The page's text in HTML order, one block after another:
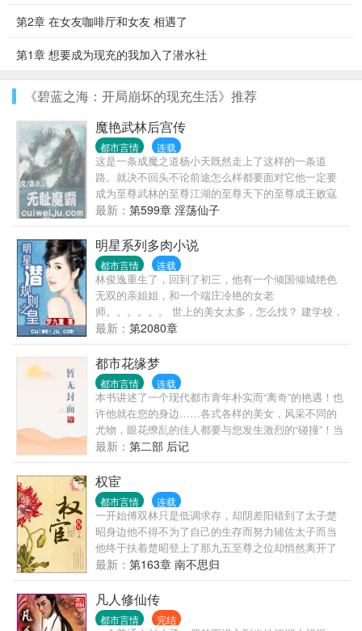
第2章 在女友咖啡厅和女友 相遇了
第1章 想要成为现充的我加入了潜水社
《碧蓝之海：开局崩坏的现充生活》推荐
魔艳武林后宫传
都市言情 连载
这是一条成魔之道杨小天既然走上了这样的一条道
路。就决不回头不论前途怎么样都要面对它他一定要
成为至尊武林的至尊江湖的至尊天下的至尊成王败寇
成功了他就是名传千古的霸主失败了他就是遗臭万年
的恶魔
最新： 第599章 淫荡仙子
明星系列多肉小说
都市言情 连载
林俊逸重生了，回到了初三，他有一个倾国倾城绝色
无双的亲姐姐，和一个端庄冷艳的女老
师。。。。。。 世上的美女太多，怎么找？ 建学校，
收校花！举办环球选美，收环球小姐！
最新： 第2080章
都市花缘梦
都市言情 连载
本书讲述了一个现代都市青年朴实而“离奇”的艳遇！也
许他就在您的身边……各式各样的美女，风采不同的
尤物，眼花缭乱的佳人都要与您发生激烈的“碰撞”！当
您看此书时，您会发现您就是这本书中的主人公！该
书最大的特点就是情感真实、细腻、贴近人心，能够
激发起您内心深处的强烈共鸣！！！
最新： 第二部 后记
权宦
都市言情 连载
一开始傅双林只是低调求存，却阴差阳错到了太子楚
昭身边他不得不为了自己的生存而努力辅佐太子而当
他终于扶着楚昭登上了那九五至尊之位却悄然离开了
深宫，放弃了那唾手可得的权宦之位这是两个不懂爱
的人在深宫内跌跌撞撞,有着并不美好的开头经过了漫
长的岁月，终于才明白了什么是真正的爱的故事
最新： 第163章 南不思归
凡人修仙传
都市言情 完结